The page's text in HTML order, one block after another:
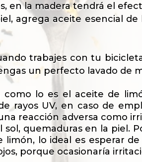
en la madera tendrá el
agrega aceite esencial
trabajes con tu
un perfecto lavado de
como lo es el aceite de
rayos UV, en caso de
reacción adversa como
sol, quemaduras en la piel.
lo ideal es esperar
porque ocasionaría